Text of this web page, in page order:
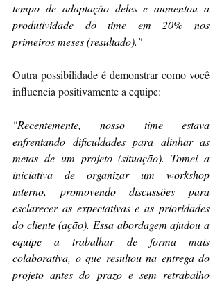
tempo de adaptação deles e aumentou a
produtividade do time em 20% nos
primeiros meses (resultado)."
Outra possibilidade é demonstrar como você
influencia positivamente a equipe:
"Recentemente, nosso time estava
enfrentando dificuldades para alinhar as
metas de um projeto (situação). Tomei a
iniciativa de organizar um workshop
interno, promovendo discussões para
esclarecer as expectativas e as prioridades
do cliente (ação). Essa abordagem ajudou a
equipe a trabalhar de forma mais
colaborativa, o que resultou na entrega do
projeto antes do prazo e sem retrabalho